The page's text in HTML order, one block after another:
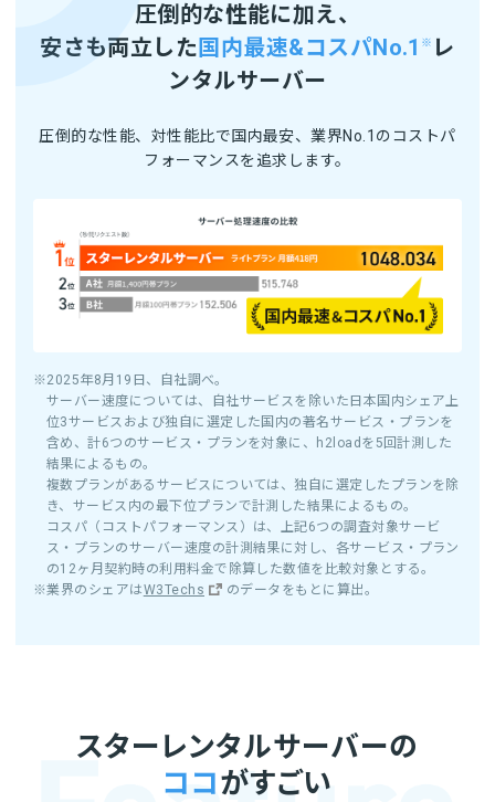
圧倒的な性能に加え、
安さも両立した 国内最速&コスパNo.1 ※ レ
ンタルサーバー
圧倒的な性能、対性能比で国内最安、業界No.1のコストパ
フォーマンスを追求します。
※2025年8月19日、自社調べ。
サーバー速度については、自社サービスを除いた日本国内シェア上
位3サービスおよび独自に選定した国内の著名サービス・プランを
含め、計6つのサービス・プランを対象に、h2loadを5回計測した
結果によるもの。
複数プランがあるサービスについては、独自に選定したプランを除
き、サービス内の最下位プランで計測した結果によるもの。
コスパ（コストパフォーマンス）は、上記6つの調査対象サービ
ス・プランのサーバー速度の計測結果に対し、各サービス・プラン
の12ヶ月契約時の利用料金で除算した数値を比較対象とする。
※業界のシェアはW3Techs のデータをもとに算出。
スターレンタルサーバーの
ココがすごい